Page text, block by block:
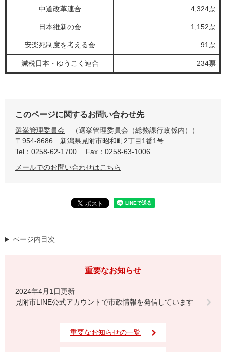
中道改革連合 4,324票
日本維新の会 1,152票
安楽死制度を考える会 91票
減税日本・ゆうこく連合 234票
このページに関するお問い合わせ先
選挙管理委員会
選挙管理委員会（総務課行政係内）
〒954-8686
新潟県見附市昭和町2丁目1番1号
Tel：0258-62-1700
Fax：0258-63-1006
メールでのお問い合わせはこちら
ページ内目次
重要なお知らせ
2024年4月1日更新
見附市LINE公式アカウントで市政情報を発信しています
重要なお知らせの一覧